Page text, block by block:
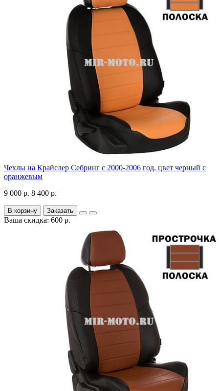
Чехлы на Крайслер Себринг с 2000-2006 год, цвет черный с
оранжевым
9 000 р. 8 400 р.
В корзину Заказать
Ваша скидка: 600 р.